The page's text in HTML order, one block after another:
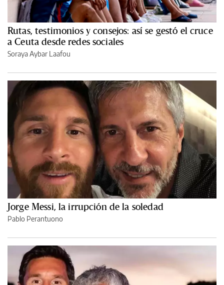
Rutas, testimonios y consejos: así se gestó el cruce
a Ceuta desde redes sociales
Soraya Aybar Laafou
Jorge Messi, la irrupción de la soledad
Pablo Perantuono